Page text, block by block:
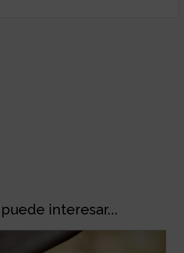
interesar...